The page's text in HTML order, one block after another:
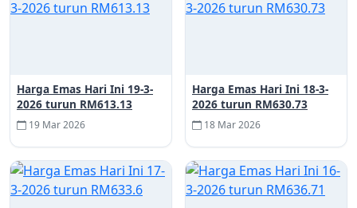
Harga Emas Hari Ini 19-3-
2026 turun RM613.13
19 Mar 2026
Harga Emas Hari Ini 18-3-
2026 turun RM630.73
18 Mar 2026